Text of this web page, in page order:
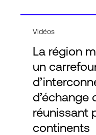
Expertise et
A propos de nous
Language
Vidéos
La région
un
d’échange
réunissant
continents